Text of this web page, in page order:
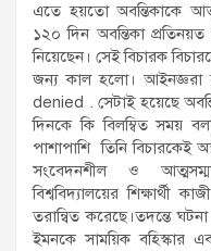
এতে হয়তো অবন্তিকাকে
১২০ দিন অবন্তিকা প্রতিনয়ত
নিয়েছেন। সেই বিচারক
জন্য কাল হলো।
denied . সেটাই হয়েছে
দিনকে কি বিলম্বিত সময়
পাশাপাশি তিনি বিচারকেই
সংবেদনশীল ও
বিশ্ববিদ্যালয়ের শিক্ষার্থী
তরান্বিত করেছে।তদন্তে
ইমনকে সাময়িক বহিস্কার